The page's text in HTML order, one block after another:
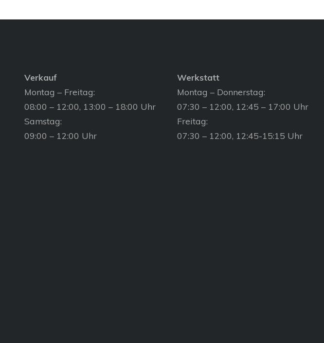
Verkauf
Montag – Freitag:
08:00 – 12:00, 13:00 – 18:00 Uhr
Samstag:
09:00 – 12:00 Uhr
Werkstatt
Montag – Donnerstag:
07:30 – 12:00, 12:45 – 17:00 Uhr
Freitag:
07:30 – 12:00, 12:45-15:15 Uhr